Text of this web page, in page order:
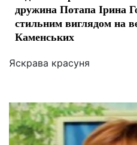
дружина Потапа Ірина
стильним виглядом на
Каменських
Яскрава красуня